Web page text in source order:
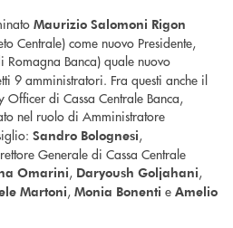
Maurizio Salomoni Rigon
Centrale) come nuovo Presidente,
Romagna Banca) quale nuovo
9 amministratori. Fra questi anche il
di Cassa Centrale Banca,
nel ruolo di Amministratore
Sandro Bolognesi,
Generale di Cassa Centrale
Omarini, Daryoush Goljahani,
Martoni, Monia Bonenti e Amelio